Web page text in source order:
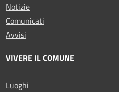
Notizie
Comunicati
Avvisi
VIVERE IL COMUNE
Luoghi